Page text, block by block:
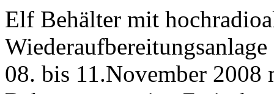
Elf Behälter mit
08. bis 11.November 2008